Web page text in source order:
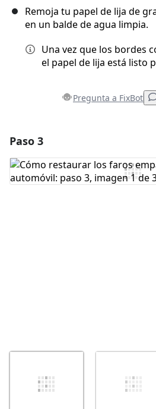
Remoja tu papel de lija de
en un balde de agua limpia.
Una vez que los bordes
el papel de lija está listo
Pregunta a FixBot
Agregar Comentario
Paso 3